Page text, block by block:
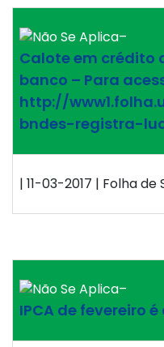
–
Calote em crédito
banco – Para
http://
bndes-registra-
| 11-03-2017 | Folha
–
IPCA de fevereiro